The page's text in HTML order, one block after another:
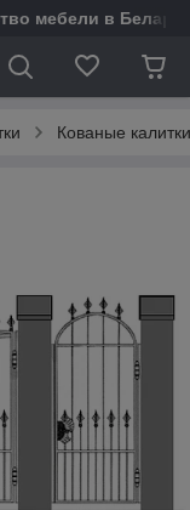
мебели в
Кованые калитки